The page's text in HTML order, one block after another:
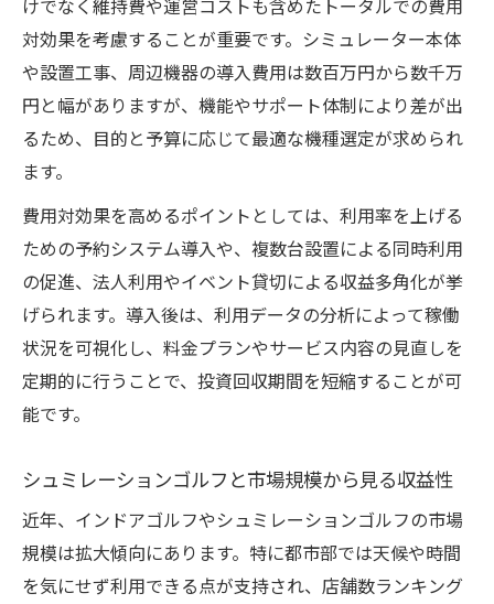
けでなく維持費や運営コストも含めたトータルでの費用
対効果を考慮することが重要です。シミュレーター本体
や設置工事、周辺機器の導入費用は数百万円から数千万
円と幅がありますが、機能やサポート体制により差が出
るため、目的と予算に応じて最適な機種選定が求められ
ます。
費用対効果を高めるポイントとしては、利用率を上げる
ための予約システム導入や、複数台設置による同時利用
の促進、法人利用やイベント貸切による収益多角化が挙
げられます。導入後は、利用データの分析によって稼働
状況を可視化し、料金プランやサービス内容の見直しを
定期的に行うことで、投資回収期間を短縮することが可
能です。
シュミレーションゴルフと市場規模から見る収益性
近年、インドアゴルフやシュミレーションゴルフの市場
規模は拡大傾向にあります。特に都市部では天候や時間
を気にせず利用できる点が支持され、店舗数ランキング